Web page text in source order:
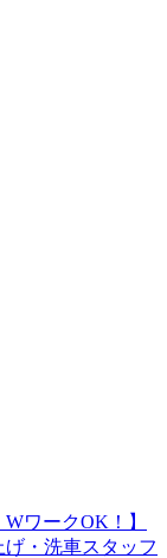
ワークOK！】
・洗車スタッフ